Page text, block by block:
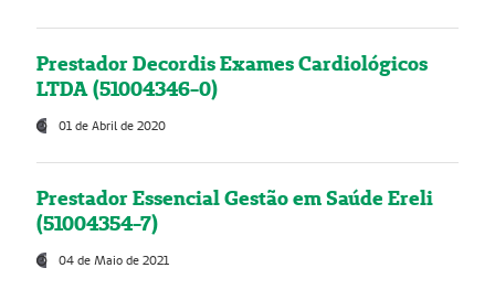
Prestador Decordis Exames Cardiológicos
LTDA (51004346-0)
01 de Abril de 2020
Prestador Essencial Gestão em Saúde Ereli
(51004354-7)
04 de Maio de 2021